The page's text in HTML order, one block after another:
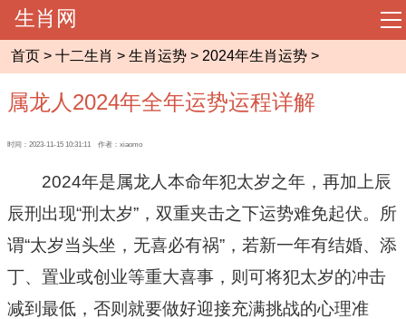
导
生肖网
网站首页
周易预测
八字命理
首页 > 十二生肖 > 生肖运势 > 2024年生肖运势 >
属龙人2024年全年运势运程详解
时间：2023-11-15 10:31:11 作者：xiaomo
2024年是属龙人本命年犯太岁之年，再加上辰
辰刑出现“刑太岁”，双重夹击之下运势难免起伏。所
谓“太岁当头坐，无喜必有祸”，若新一年有结婚、添
丁、置业或创业等重大喜事，则可将犯太岁的冲击
减到最低，否则就要做好迎接充满挑战的心理准